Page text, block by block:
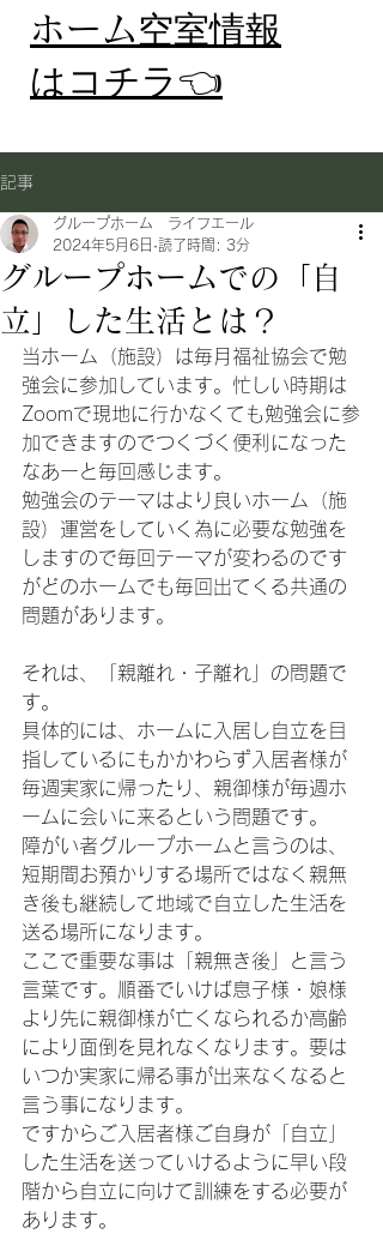
​ホーム空室情報
​はコチラ👈
記事
グループホームでの「自
立」した生活とは？
グループホーム ライフエール
2024年5月6日 読了時間: 3分
当ホーム（施設）は毎月福祉協会で勉
強会に参加しています。忙しい時期は
Zoomで現地に行かなくても勉強会に参
加できますのでつくづく便利になった
なあーと毎回感じます。
勉強会のテーマはより良いホーム（施
設）運営をしていく為に必要な勉強を
しますので毎回テーマが変わるのです
がどのホームでも毎回出てくる共通の
問題があります。
それは、「親離れ・子離れ」の問題で
す。
具体的には、ホームに入居し自立を目
指しているにもかかわらず入居者様が
毎週実家に帰ったり、親御様が毎週ホ
ームに会いに来るという問題です。
障がい者グループホームと言うのは、
短期間お預かりする場所ではなく親無
き後も継続して地域で自立した生活を
送る場所になります。
ここで重要な事は「親無き後」と言う
言葉です。順番でいけば息子様・娘様
より先に親御様が亡くなられるか高齢
により面倒を見れなくなります。要は
いつか実家に帰る事が出来なくなると
言う事になります。
ですからご入居者様ご自身が「自立」
した生活を送っていけるように早い段
階から自立に向けて訓練をする必要が
あります。